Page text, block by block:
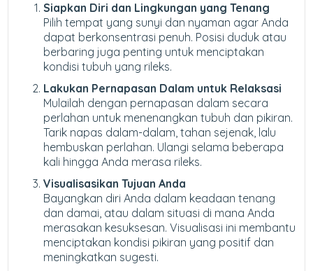
Siapkan Diri dan Lingkungan yang Tenang
Pilih tempat yang sunyi dan nyaman agar Anda
dapat berkonsentrasi penuh. Posisi duduk atau
berbaring juga penting untuk menciptakan
kondisi tubuh yang rileks.
Lakukan Pernapasan Dalam untuk Relaksasi
Mulailah dengan pernapasan dalam secara
perlahan untuk menenangkan tubuh dan pikiran.
Tarik napas dalam-dalam, tahan sejenak, lalu
hembuskan perlahan. Ulangi selama beberapa
kali hingga Anda merasa rileks.
Visualisasikan Tujuan Anda
Bayangkan diri Anda dalam keadaan tenang
dan damai, atau dalam situasi di mana Anda
merasakan kesuksesan. Visualisasi ini membantu
menciptakan kondisi pikiran yang positif dan
meningkatkan sugesti.